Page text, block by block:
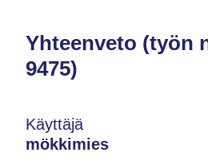
Yhteenveto (työn
9475)
Käyttäjä
mökkimies